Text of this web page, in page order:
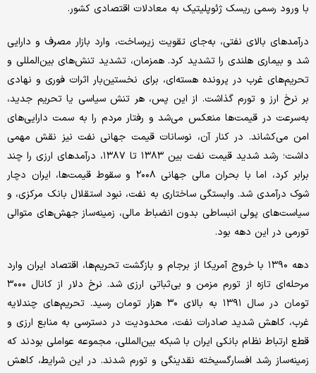
با ورود رسمی ریسک ژئوپلیتیک به معادلات اقتصادی کشور.
درآمدهای بالای نفتی، به‌‌‌جای تقویت زیرساخت، وارد بازار مصرف و دارایی
شد و بیماری هلندی را تشدید کرد. همزمان، تشدید تنش‌‌‌های بین‌‌‌المللی و
تحریم‌‌‌های غرب در پرونده هسته‌‌‌ای، برای نخستین‌‌‌بار اثرات فوری و نهادی
بر نرخ ارز و تورم گذاشت. از این پس، هر تنش سیاسی یا تحریم جدید،
به‌سرعت در قیمت‌‌‌ها منعکس می‌‌‌شد و رفتار مردم را به سمت دارایی‌‌‌های
امن می‌‌‌کشاند. در کنار آن، نوسانات قیمت جهانی نفت نیز نقش مهمی
داشت؛ رشد شدید قیمت نفت بین ۱۳۸۳ تا ۱۳۸۷، درآمدهای ارزی را چند
برابر کرد، اما با بحران مالی جهانی ۲۰۰۸ و سقوط قیمت‌‌‌ها، ایران دچار
شوک درآمدی شد. وابستگی ساختاری به نفت، نبود استقلال بانک مرکزی، و
سیاست‌‌‌های پولی انبساطی بدون انضباط مالی، زمینه‌‌‌ساز جهش‌‌‌های متوالی
تورمی در این دهه بود.
دهه ۱۳۹۰ با خروج آمریکا از برجام و بازگشت تحریم‌‌‌ها، اقتصاد ایران وارد
مرحله‌‌‌ای تازه از تورم مزمن و بی‌‌‌ثباتی ارزی شد. نرخ دلار از کانال ۳۰۰۰
تومان در سال ۱۳۹۱ به بالای ۳۰ هزار تومان رسید. تحریم‌‌‌های چندلایه
غرب، کاهش شدید صادرات نفت، محدودیت در دسترسی به منابع ارزی و
قطع ارتباط نظام بانکی ایران با شبکه بین‌‌‌المللی، مجموعه عواملی بودند که
زمینه‌‌‌ساز رشد افسارگسیخته نقدینگی و تورم شدند. در این شرایط، کاهش